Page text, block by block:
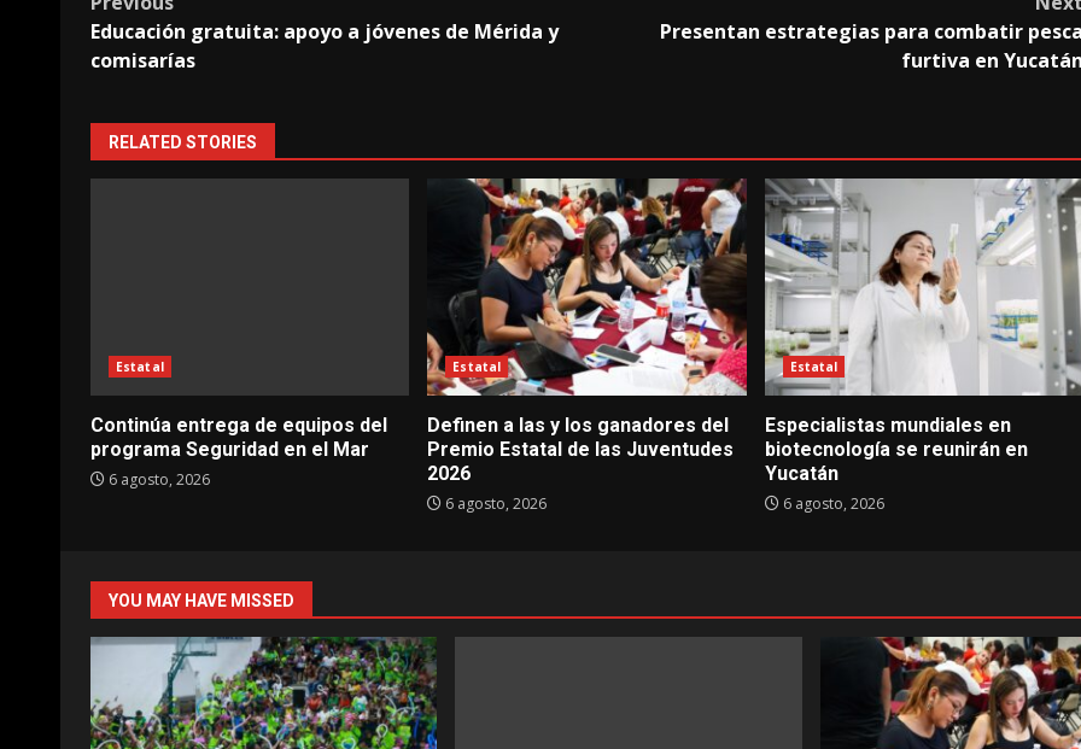
Post
navigation
Educación gratuita: apoyo a jóvenes de Mérida y
comisarías
Presentan estrategias para combatir pesca
furtiva en Yucatán
RELATED STORIES
Estatal
Continúa entrega de equipos del
programa Seguridad en el Mar
6 agosto, 2026
Estatal
Definen a las y los ganadores del
Premio Estatal de las Juventudes
2026
6 agosto, 2026
Estatal
Especialistas mundiales en
biotecnología se reunirán en
Yucatán
6 agosto, 2026
YOU MAY HAVE MISSED